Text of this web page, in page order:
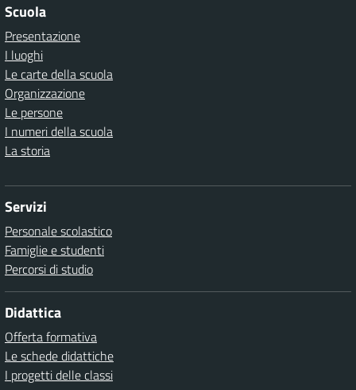
Scuola
Presentazione
I luoghi
Le carte della scuola
Organizzazione
Le persone
I numeri della scuola
La storia
Servizi
Personale scolastico
Famiglie e studenti
Percorsi di studio
Didattica
Offerta formativa
Le schede didattiche
I progetti delle classi